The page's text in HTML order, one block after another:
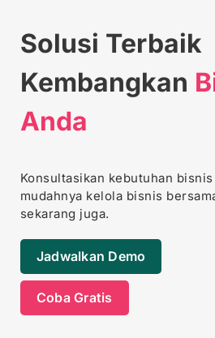
Solusi Terbaik
Kembangkan
Anda
Konsultasikan kebutuhan bisnis
mudahnya kelola bisnis
sekarang juga.
Jadwalkan Demo
Coba Gratis